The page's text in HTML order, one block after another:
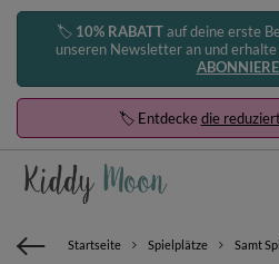
🏷️ 10% RABATTauf deine erste
unseren Newsletter an und erhalte
🏷️ Entdeckedie
Startseite Spielplätze Samt